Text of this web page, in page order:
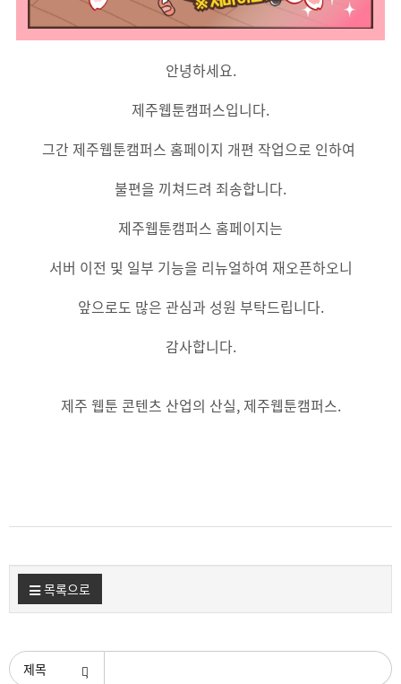
안녕하세요.
제주웹툰캠퍼스입니다.
그간 제주웹툰캠퍼스 홈페이지 개편 작업으로 인하여
불편을 끼쳐드려 죄송합니다.
제주웹툰캠퍼스 홈페이지는
서버 이전 및 일부 기능을 리뉴얼하여 재오픈하오니
앞으로도 많은 관심과 성원 부탁드립니다.
감사합니다.
제주 웹툰 콘텐츠 산업의 산실, 제주웹툰캠퍼스.
목록으로
검색조건